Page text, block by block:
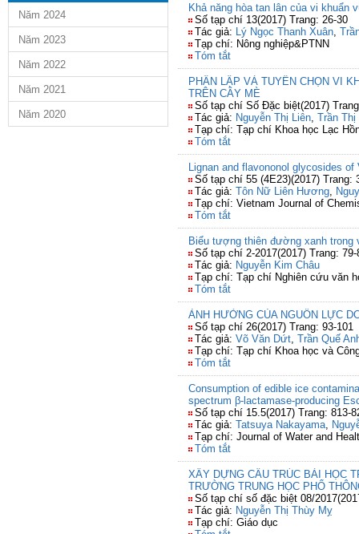
Năm 2024
Năm 2023
Năm 2022
Năm 2021
Năm 2020
Khả năng hòa tan lân của vi khuẩn
Số tạp chí 13(2017) Trang: 26-30
Tác giả: Lý Ngọc Thanh Xuân,
Tạp chí: Nông nghiệp&PTNN
Tóm tắt
PHÂN LẬP VÀ TUYỂN CHỌN VI
TRÊN CÂY MÈ
Số tạp chí Số Đặc biệt(2017)
Tác giả: Nguyễn Thị Liên, Trần Thị
Tạp chí: Tạp chí Khoa học Lạc
Tóm tắt
Lignan and flavononol glycosides of
Số tạp chí 55 (4E23)(2017) Trang:
Tác giả: Tôn Nữ Liên Hương,
Tạp chí: Vietnam Journal of
Tóm tắt
Biểu tượng thiên đường xanh trong
Số tạp chí 2-2017(2017) Trang: 79-
Tác giả: Nguyễn Kim Châu
Tạp chí: Tạp chí Nghiên cứu văn
Tóm tắt
ẢNH HƯỞNG CỦA NGUỒN LỰC
Số tạp chí 26(2017) Trang: 93-101
Tác giả: Võ Văn Dứt, Trần Quế
Tạp chí: Tạp chí Khoa học và
Tóm tắt
Consumption of edible ice
spectrum β-lactamase-producing
Số tạp chí 15.5(2017) Trang: 813-
Tác giả: Tatsuya Nakayama,
Tạp chí: Journal of Water and
Tóm tắt
XÂY DỰNG CẤU TRÚC BÀI HỌC
TRƯỜNG TRUNG HỌC PHỔ
Số tạp chí số đặc biệt 08/
Tác giả: Nguyễn Thị Thùy Mỵ
Tạp chí: Giáo dục